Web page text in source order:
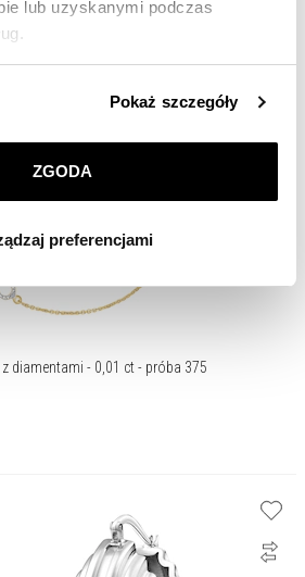
lub uzyskanymi podczas
znajdziesz wPolityce
również wybrać jaki rodzaj plików
. W każdej chwili możesz
przez Ciebie plików cookie.
Pokaż szczegóły
ZGODA
preferencjami
diamentami - 0,01 ct - próba 375